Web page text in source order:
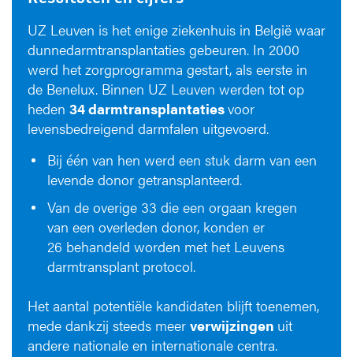
UZ Leuven is het enige ziekenhuis in België waar
dunnedarmtransplantaties gebeuren. In 2000
werd het zorgprogramma gestart, als eerste in
de Benelux. Binnen UZ Leuven werden tot op
heden 34 darmtransplantatiesvoor
levensbedreigend darmfalen uitgevoerd.
Bij één van hen werd een stuk darm van een
levende donor getransplanteerd.
Van de overige 33 die een orgaan kregen
van een overleden donor, konden er
26 behandeld worden met het Leuvens
darmtransplant protocol.
Het aantal potentiële kandidaten blijft toenemen,
mede dankzij steeds meer verwijzingen uit
andere nationale en internationale centra.